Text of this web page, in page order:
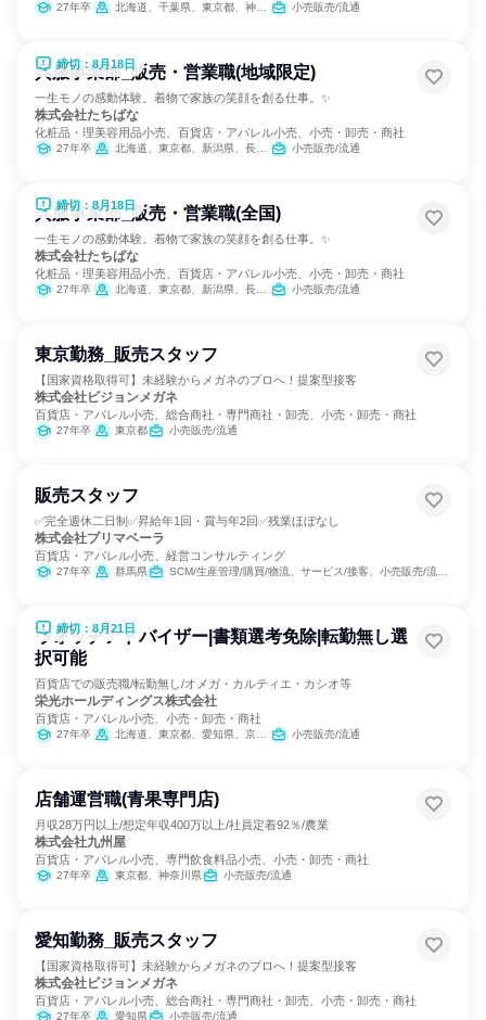
27年卒 北海道、千葉県、東京都、神奈川県、静岡県、愛知県、京都府、大阪府、兵庫県、熊本県 小売販売/流通
締切：8月18日
呉服事業部_販売・営業職(地域限定)
一生モノの感動体験。着物で家族の笑顔を創る仕事。✨
株式会社たちばな
化粧品・理美容用品小売、百貨店・アパレル小売、小売・卸売・商社
27年卒 北海道、東京都、新潟県、長野県、愛知県 小売販売/流通
締切：8月18日
呉服事業部_販売・営業職(全国)
一生モノの感動体験。着物で家族の笑顔を創る仕事。✨
株式会社たちばな
化粧品・理美容用品小売、百貨店・アパレル小売、小売・卸売・商社
27年卒 北海道、東京都、新潟県、長野県、愛知県 小売販売/流通
東京勤務_販売スタッフ
【国家資格取得可】未経験からメガネのプロへ！提案型接客
株式会社ビジョンメガネ
百貨店・アパレル小売、総合商社・専門商社・卸売、小売・卸売・商社
27年卒 東京都 小売販売/流通
販売スタッフ
✅完全週休二日制✅昇給年1回・賞与年2回✅残業ほぼなし
株式会社プリマベーラ
百貨店・アパレル小売、経営コンサルティング
27年卒 群馬県 SCM/生産管理/購買/物流、サービス/接客、小売販売/流通、経営/事業企画
締切：8月21日
ウォッチアドバイザー|書類選考免除|転勤無し選
択可能
百貨店での販売職/転勤無し/オメガ・カルティエ・カシオ等
栄光ホールディングス株式会社
百貨店・アパレル小売、小売・卸売・商社
27年卒 北海道、東京都、愛知県、京都府、大阪府、兵庫県 小売販売/流通
店舗運営職(青果専門店)
月収28万円以上/想定年収400万以上/社員定着92％/農業
株式会社九州屋
百貨店・アパレル小売、専門飲食料品小売、小売・卸売・商社
27年卒 東京都、神奈川県 小売販売/流通
愛知勤務_販売スタッフ
【国家資格取得可】未経験からメガネのプロへ！提案型接客
株式会社ビジョンメガネ
百貨店・アパレル小売、総合商社・専門商社・卸売、小売・卸売・商社
27年卒 愛知県 小売販売/流通